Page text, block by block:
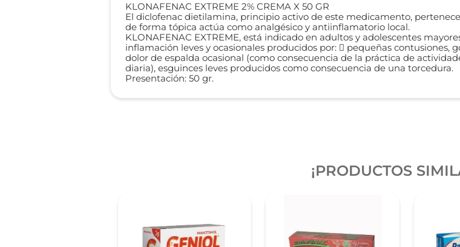
KLONAFENAC EXTREME 2% CREMA X 50 GR
El diclofenac dietilamina, principio activo de este medicamento,
de forma tópica actúa como analgésico y antiinflamatorio local.
KLONAFENAC EXTREME, está indicado en adultos y adolescentes
inflamación leves y ocasionales producidos por:  pequeñas contusiones,
dolor de espalda ocasional (como consecuencia de la práctica de
diaria), esguinces leves producidos como consecuencia de una torcedura.
Presentación: 50 gr.
¡PRODUCTOS